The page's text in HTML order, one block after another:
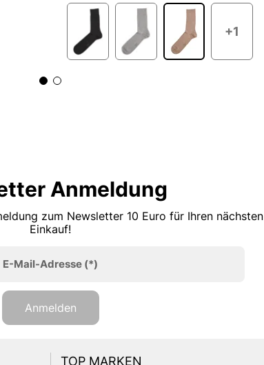
+1
Anmeldung
zum Newsletter 10 Euro für Ihren nächsten
Einkauf!
E-Mail-Adresse(*)
Anmelden
TOP MARKEN